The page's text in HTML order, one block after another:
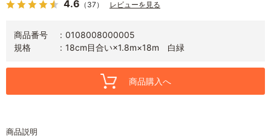
4.6 （37） レビューを見る
商品番号
0108008000005
規格
18cm目合い×1.8m×18m 白緑
商品購入へ
商品説明